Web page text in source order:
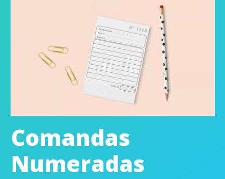
Comandas
Numeradas